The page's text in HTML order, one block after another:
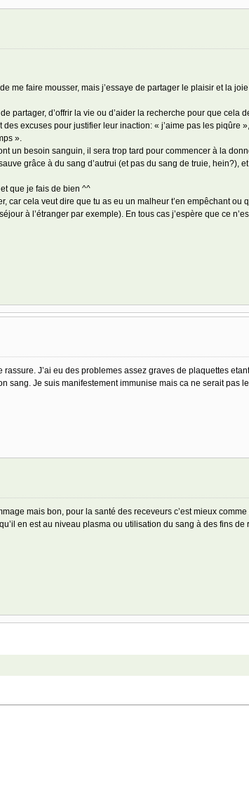
me faire mousser, mais j’essaye de partager le plaisir et la
partager, d’offrir la vie ou d’aider la recherche pour que cela
excuses pour justifier leur inaction: « j’aime pas les piqûre
».
un besoin sanguin, il sera trop tard pour commencer à la
grâce à du sang d’autrui (et pas du sang de truie, hein?),
que je fais de bien ^^
car cela veut dire que tu as eu un malheur t’en empêchant ou
à l’étranger par exemple). En tous cas j’espère que ce
J’ai eu des problemes assez graves de plaquettes
sang. Je suis manifestement immunise mais ca ne serait pas
mais bon, pour la santé des receveurs c’est mieux comme
en est au niveau plasma ou utilisation du sang à des fins de